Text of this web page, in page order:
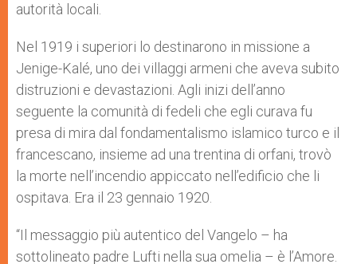
autorità locali.
Nel 1919 i superiori lo destinarono in missione a
Jenige-Kalé, uno dei villaggi armeni che aveva subito
distruzioni e devastazioni. Agli inizi dell’anno
seguente la comunità di fedeli che egli curava fu
presa di mira dal fondamentalismo islamico turco e il
francescano, insieme ad una trentina di orfani, trovò
la morte nell’incendio appiccato nell’edificio che li
ospitava. Era il 23 gennaio 1920.
“Il messaggio più autentico del Vangelo – ha
sottolineato padre Lufti nella sua omelia – è l’Amore.